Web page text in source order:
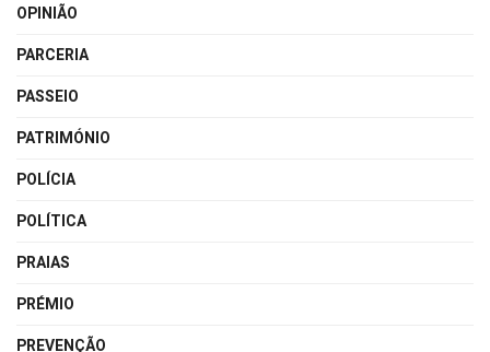
OPINIÃO
PARCERIA
PASSEIO
PATRIMÓNIO
POLÍCIA
POLÍTICA
PRAIAS
PRÉMIO
PREVENÇÃO